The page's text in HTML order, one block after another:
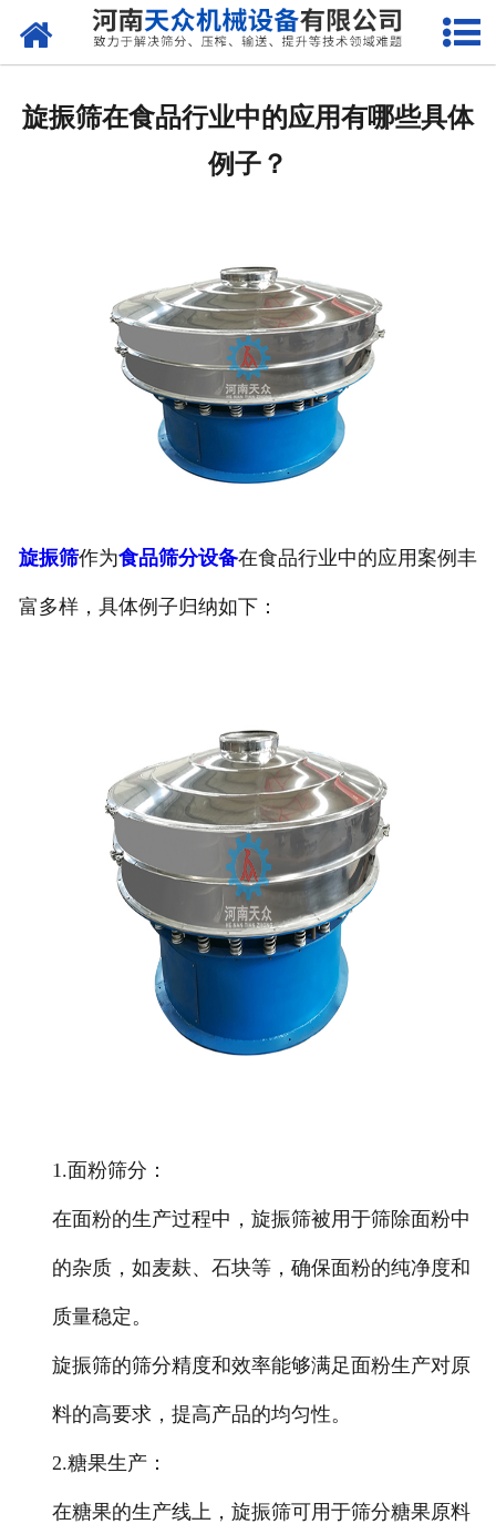
网站首页
现场视频
联系我们
旋振筛在食品行业中的应用有哪些具体
例子？
旋振筛作为食品筛分设备在食品行业中的应用案例丰
富多样，具体例子归纳如下：
1.面粉筛分 ：
在面粉的生产过程中，旋振筛被用于筛除面粉中
的杂质，如麦麸、石块等，确保面粉的纯净度和
质量稳定。
旋振筛的筛分精度和效率能够满足面粉生产对原
料的高要求，提高产品的均匀性。
2.糖果生产：
在糖果的生产线上，旋振筛可用于筛分糖果原料